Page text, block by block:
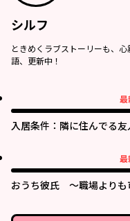
シルフ
ときめくラブストーリーも、
語、更新中！
最
入居条件：隣に住んでる友
最
おうち彼氏 ～職場よりも